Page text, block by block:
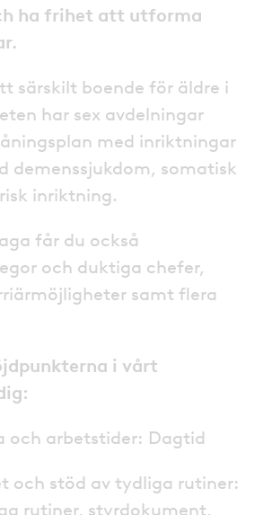
ha frihet att utforma
särskilt boende för äldre i
har sex avdelningar
med inriktningar
demenssjukdom, somatisk
inriktning.
får du också
och duktiga chefer,
samt flera
i vårt
och arbetstider: Dagtid
och stöd av tydliga rutiner:
rutiner, styrdokument,